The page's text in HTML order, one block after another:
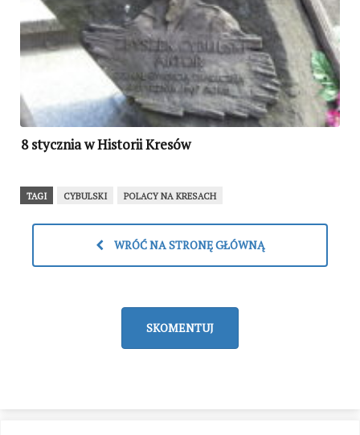
8 stycznia w Historii Kresów
TAGI CYBULSKI POLACY NA KRESACH
WRÓĆ NA STRONĘ GŁÓWNĄ
SKOMENTUJ